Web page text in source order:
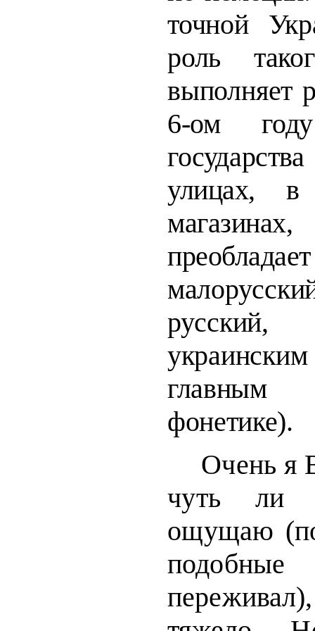
точной
роль
выполняет
6-ом году
улицах, в
фонетике).
Очень я
чуть ли
ощущаю